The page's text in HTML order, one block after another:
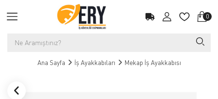
0
Ana Sayfa İş Ayakkabıları Mekap İş Ayakkabısı